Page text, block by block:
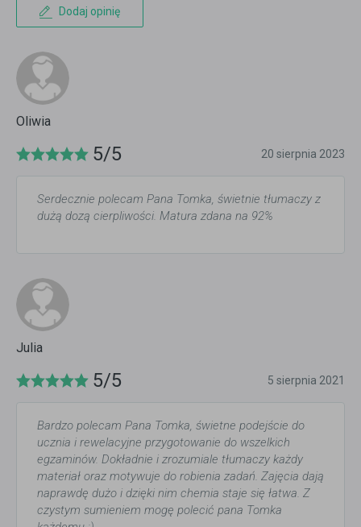
Dodaj opinię
Oliwia
5/5 20 sierpnia 2023
Serdecznie polecam Pana Tomka, świetnie tłumaczy z
dużą dozą cierpliwości. Matura zdana na 92%
Julia
5/5 5 sierpnia 2021
Bardzo polecam Pana Tomka, świetne podejście do
ucznia i rewelacyjne przygotowanie do wszelkich
egzaminów. Dokładnie i zrozumiale tłumaczy każdy
materiał oraz motywuje do robienia zadań. Zajęcia dają
naprawdę dużo i dzięki nim chemia staje się łatwa. Z
czystym sumieniem mogę polecić pana Tomka